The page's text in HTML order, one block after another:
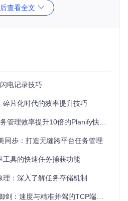
至本质：唤起窗口→输入内容→确
默认Ctrl+Space
需按下Ctrl+Space
，思路完全不受影响。这种"零摩
。
任务组织方式为快速录入提供基础
作流中的极速体验
动管理
查看全文
电记录技巧
碎片化时代的效率提升技巧
理效率提升10倍的Planify快捷操作
同步：打造无缝跨平台任务管理
工具的快速任务捕获功能
：深入了解任务存储机制
速度与精准并驾的TCP端口扫描利器